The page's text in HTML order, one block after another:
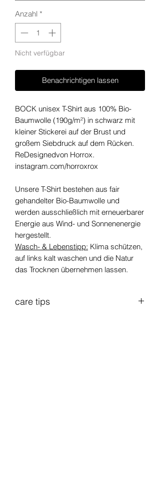
Anzahl *
Nicht verfügbar
Benachrichtigen lassen
BOCK unisex T-Shirt aus 100% Bio-
Baumwolle (190g/m²) in schwarz mit
kleiner Stickerei auf der Brust und
großem Siebdruck auf dem Rücken.
ReDesignedvon Horrox.
instagram.com/horroxrox
Unsere T-Shirt bestehen aus fair
gehandelter Bio-Baumwolle und
werden ausschließlich mit erneuerbarer
Energie aus Wind- und Sonnenenergie
hergestellt.
Wasch- & Lebenstipp: Klima schützen,
auf links kalt waschen und die Natur
das Trocknen übernehmen lassen.
care tips